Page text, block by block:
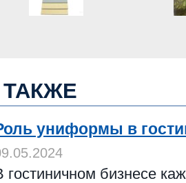
униформы в
гостиничном бизнесе